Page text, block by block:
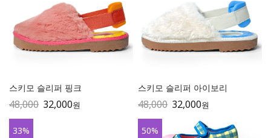
스키모 슬리퍼 핑크
48,000 32,000원
스키모 슬리퍼 아이보리
48,000 32,000원
33% 50%